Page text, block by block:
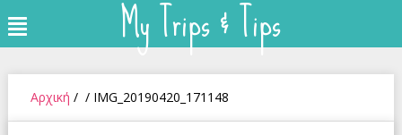
to
content
Menu My Trips & Tips
Αρχική / / IMG_20190420_171148